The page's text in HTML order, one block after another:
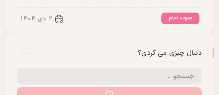
صوت امام 2 دی 1404
دنبال چیزی می گردی؟